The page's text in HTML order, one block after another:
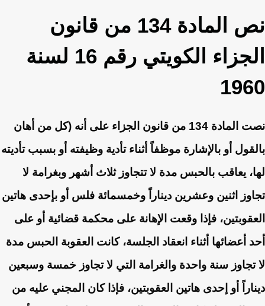
نص المادة 134 من قانون
الجزاء الكويتي رقم 16 لسنة
1960
نصت المادة 134 من قانون الجزاء على أنه (كل من أهان
بالقول أو بالإشارة موظفاً أثناء تأدية وظيفته أو بسبب تأديته
لها، يعاقب بالحبس مدة لا تتجاوز ثلاث أشهر وبغرامة لا
تجاوز اثنين وعشرين ديناراً وخمسمائة فلس أو بإحدى هاتين
العقوبتين، فإذا وقعت الإهانة على محكمة قضائية أو على
أحد أعضائها أثناء انعقاد الجلسة، كانت العقوبة الحبس مدة
لا تجاوز سنة واحدة والغرامة التي لا تجاوز خمسة وسبعين
ديناراً أو إحدى هاتين العقوبتين، فإذا كان المجني عليه من